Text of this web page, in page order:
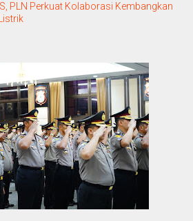
PLN Perkuat Kolaborasi Kembangkan